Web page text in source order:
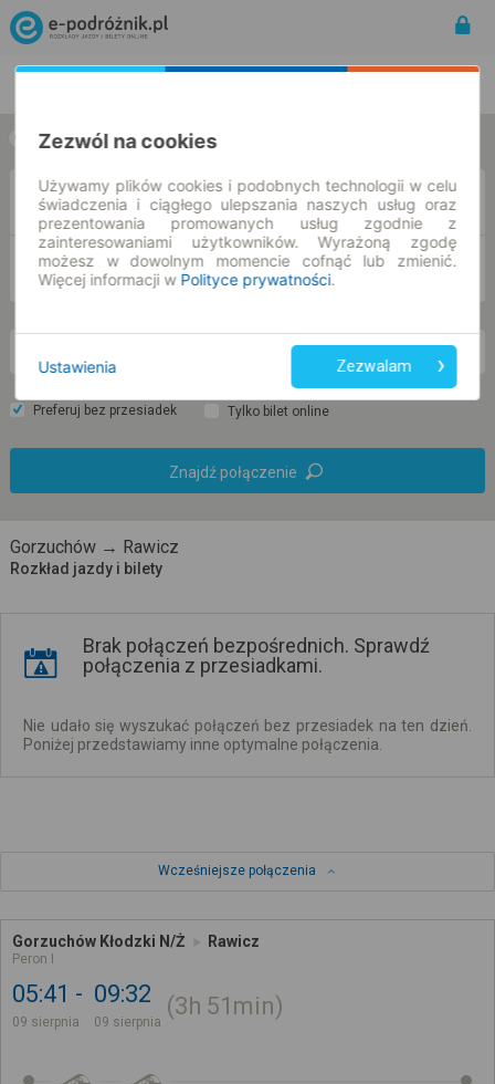
w jedną stronę w obie strony
DO
Preferuj bez przesiadek Tylko bilet online
Znajdź połączenie
Gorzuchów → Rawicz
Rozkład jazdy i bilety
Brak połączeń bezpośrednich. Sprawdź
połączenia z przesiadkami.
Nie udało się wyszukać połączeń bez przesiadek na ten dzień.
Poniżej przedstawiamy inne optymalne połączenia.
Wcześniejsze połączenia
Gorzuchów Kłodzki N/Ż
Peron I
Rawicz
05:41
09 sierpnia
09:32
09 sierpnia
3h 51min
Zezwól na cookies
Używamy plików cookies i podobnych technologii w celu
świadczenia i ciągłego ulepszania naszych usług oraz
prezentowania promowanych usług zgodnie z
zainteresowaniami użytkowników. Wyrażoną zgodę
możesz w dowolnym momencie cofnąć lub zmienić.
Więcej informacji w Polityce prywatności.
Ustawienia Zezwalam